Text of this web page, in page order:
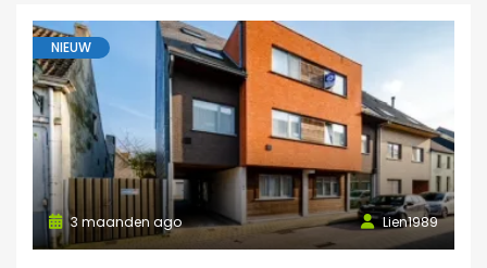
NIEUW
Lien1989
3 maanden ago